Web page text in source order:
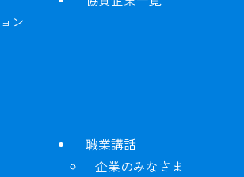
ン
職業講話
企業のみなさま